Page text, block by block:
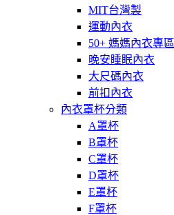
MIT台灣製
運動內衣
50+ 媽媽內衣專區
晚安睡眠內衣
大尺碼內衣
前扣內衣
內衣罩杯分類
A罩杯
B罩杯
C罩杯
D罩杯
E罩杯
F罩杯